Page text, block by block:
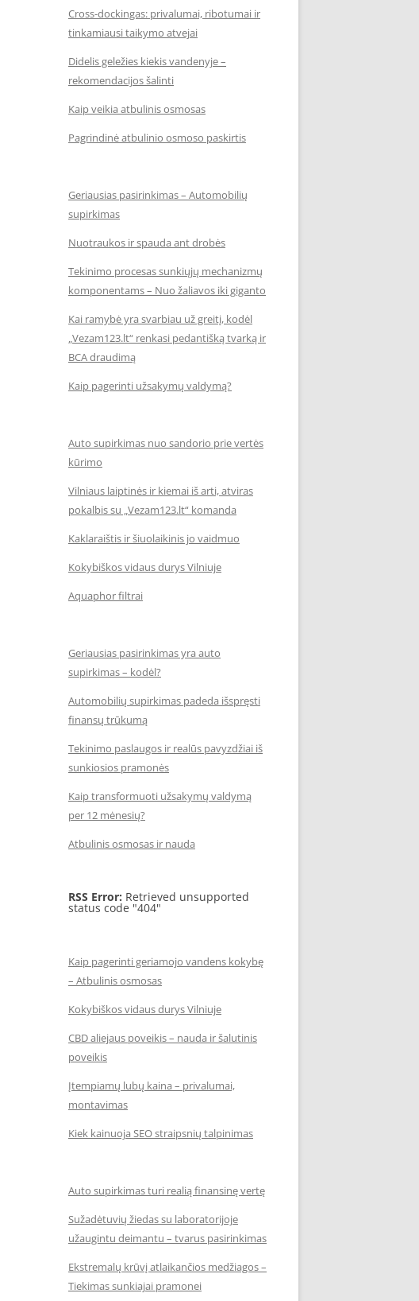
Cross-dockingas: privalumai, ribotumai ir
tinkamiausi taikymo atvejai
Didelis geležies kiekis vandenyje –
rekomendacijos šalinti
Kaip veikia atbulinis osmosas
Pagrindinė atbulinio osmoso paskirtis
Geriausias pasirinkimas – Automobilių
supirkimas
Nuotraukos ir spauda ant drobės
Tekinimo procesas sunkiųjų mechanizmų
komponentams – Nuo žaliavos iki giganto
Kai ramybė yra svarbiau už greitį, kodėl
„Vezam123.lt“ renkasi pedantišką tvarką ir
BCA draudimą
Kaip pagerinti užsakymų valdymą?
Auto supirkimas nuo sandorio prie vertės
kūrimo
Vilniaus laiptinės ir kiemai iš arti, atviras
pokalbis su „Vezam123.lt“ komanda
Kaklaraištis ir šiuolaikinis jo vaidmuo
Kokybiškos vidaus durys Vilniuje
Aquaphor filtrai
Geriausias pasirinkimas yra auto
supirkimas – kodėl?
Automobilių supirkimas padeda išspręsti
finansų trūkumą
Tekinimo paslaugos ir realūs pavyzdžiai iš
sunkiosios pramonės
Kaip transformuoti užsakymų valdymą
per 12 mėnesių?
Atbulinis osmosas ir nauda
RSS Error: Retrieved unsupported
status code "404"
Kaip pagerinti geriamojo vandens kokybę
– Atbulinis osmosas
Kokybiškos vidaus durys Vilniuje
CBD aliejaus poveikis – nauda ir šalutinis
poveikis
Įtempiamų lubų kaina – privalumai,
montavimas
Kiek kainuoja SEO straipsnių talpinimas
Auto supirkimas turi realią finansinę vertę
Sužadėtuvių žiedas su laboratorijoje
užaugintu deimantu – tvarus pasirinkimas
Ekstremalų krūvį atlaikančios medžiagos –
Tiekimas sunkiajai pramonei